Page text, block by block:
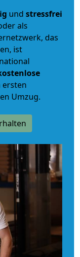
und stressfrei
als
das
ist
ersten
Umzug.